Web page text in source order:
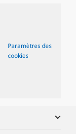
Paramètres des
cookies